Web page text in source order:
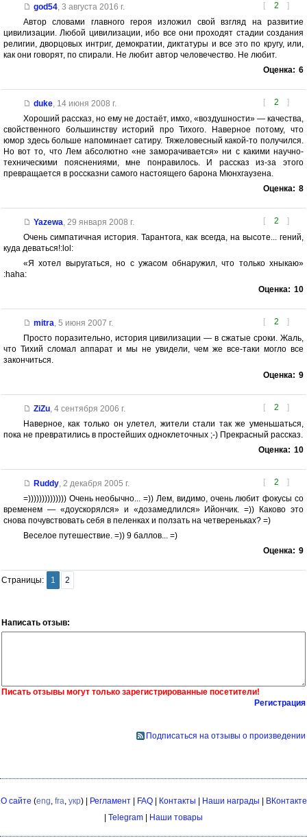
[ 2 ]
god54, 3 августа 2016 г.
Автор словами главного героя изложил свой взгляд на развитие
цивилизации. Любой цивилизации, ибо все они проходят стадии создания
религии, дворцовых интриг, демократии, диктатуры и все это по кругу, или,
как они говорят, по спирали. Не любит автор человечество. Не любит.
Оценка: 6
[ 2 ]
duke, 14 июня 2008 г.
Хороший рассказ, но ему не достаёт, имхо, «воздушности» — качества,
свойственного большинству историй про Тихого. Наверное потому, что
юмор здесь больше напоминает сатиру. Тяжеловесный какой-то получился.
Но вот то, что Лем абсолютно «не заморачивается» ни с какими научно-
техническими пояснениями, мне понравилось. И рассказ из-за этого
превращается в россказни самого настоящего барона Мюнхгаузена.
Оценка: 8
[ 2 ]
Yazewa, 29 января 2008 г.
Очень симпатичная история. Тарантога, как всегда, на высоте... гений,
куда деваться!:lol:
«Я хотел выругаться, но с ужасом обнаружил, что только хныкаю»
:haha:
Оценка: 10
[ 2 ]
mitra, 5 июня 2007 г.
Просто поразительно, история цивилизации — в сжатые сроки. Жаль,
что Тихий сломал аппарат и мы не увидели, чем же все-таки могло все
закончиться.
Оценка: 9
[ 2 ]
ZiZu, 4 сентября 2006 г.
Наверное, как только он улетел, жители стали так же уменьшаться,
пока не превратились в простейших одноклеточных ;-) Прекрасный рассказ.
Оценка: 10
[ 2 ]
Ruddy, 2 декабря 2005 г.
=)))))))))))))) Очень необычно... =)) Лем, видимо, очень любит фокусы со
временем — «доускорялся» и «дозамедлился» Ийончик. =)) Каково это
снова почувствовать себя в пеленках и ползать на четвереньках? =)
Веселое путешествие. =)) 9 баллов... =)
Оценка: 9
Страницы: 1 2
Написать отзыв:
Писать отзывы могут только зарегистрированные посетители!
Регистрация
Подписаться на отзывы о произведении
О сайте (eng, fra, укр) | Регламент| FAQ| Контакты Наши награды
ВКонтакте
Telegram Наши товары